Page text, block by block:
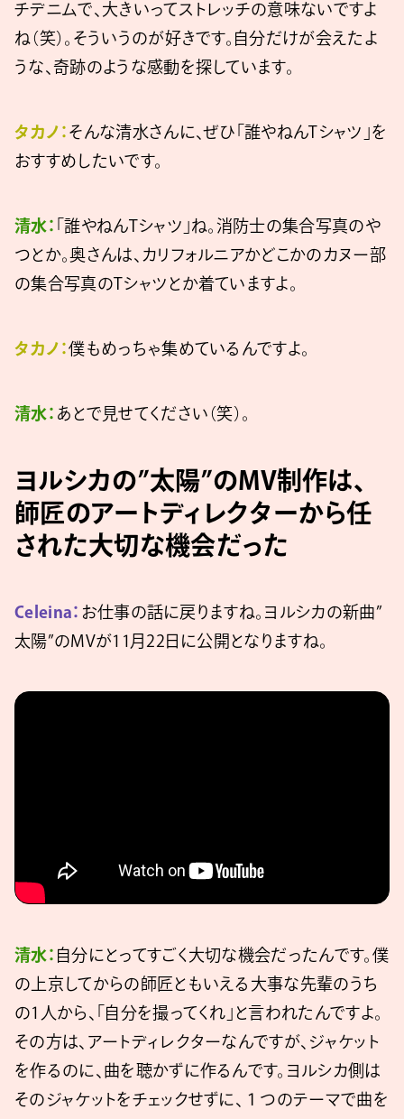
チデニムで、大きいってストレッチの意味ないですよ
ね（笑）。そういうのが好きです。自分だけが会えたよ
うな、奇跡のような感動を探しています。
タカノ： そんな清水さんに、ぜひ「誰やねんTシャツ」を
おすすめしたいです。
清水：
「誰やねんTシャツ」ね。消防士の集合写真のや
つとか。奥さんは、カリフォルニアかどこかのカヌー部
の集合写真のTシャツとか着ていますよ。
タカノ：僕もめっちゃ集めているんですよ。
清水： あとで見せてください（笑）。
ヨルシカの”太陽”のMV制作は、
師匠のアートディレクターから任
された大切な機会だった
Celeina： お仕事の話に戻りますね。ヨルシカの新曲”
太陽”のMVが11月22日に公開となりますね。
清水： 自分にとってすごく大切な機会だったんです。僕
の上京してからの師匠ともいえる大事な先輩のうち
の1人から、「自分を撮ってくれ」と言われたんですよ。
その方は、アートディレクターなんですが、ジャケット
を作るのに、曲を聴かずに作るんです。ヨルシカ側は
そのジャケットをチェックせずに、１つのテーマで曲を